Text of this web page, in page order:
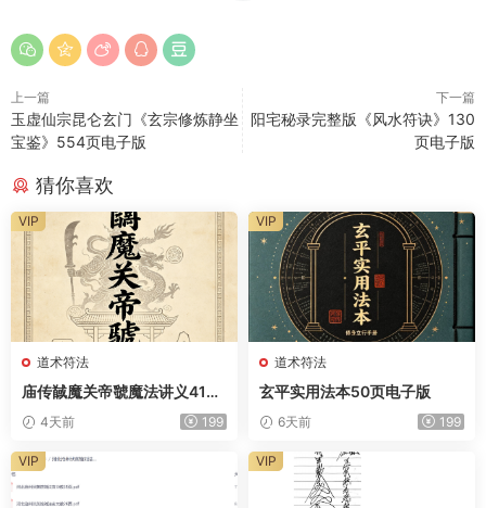
上一篇
玉虚仙宗昆仑玄门《玄宗修炼静坐
宝鉴》554页电子版
下一篇
阳宅秘录完整版《风水符诀》130
页电子版
猜你喜欢
道术符法
庙传馘魔关帝虢魔法讲义41页
电子版
4天前 199
VIP
道术符法
玄平实用法本50页电子版
6天前 199
VIP
VIP VIP